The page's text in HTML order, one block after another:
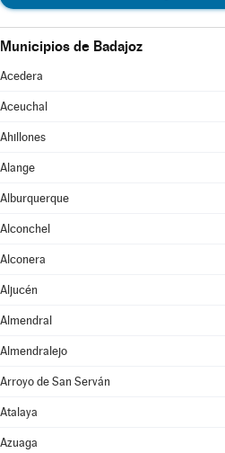
Municipios de Badajoz
Acedera
Aceuchal
Ahillones
Alange
Alburquerque
Alconchel
Alconera
Aljucén
Almendral
Almendralejo
Arroyo de San Serván
Atalaya
Azuaga